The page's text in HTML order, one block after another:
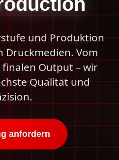
und Produktion
Druckmedien. Vom
finalen Output – wir
Qualität und
anfordern